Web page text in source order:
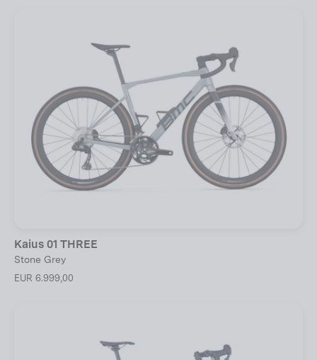
Kaius 01 THREE
Stone Grey
EUR 6.999,00